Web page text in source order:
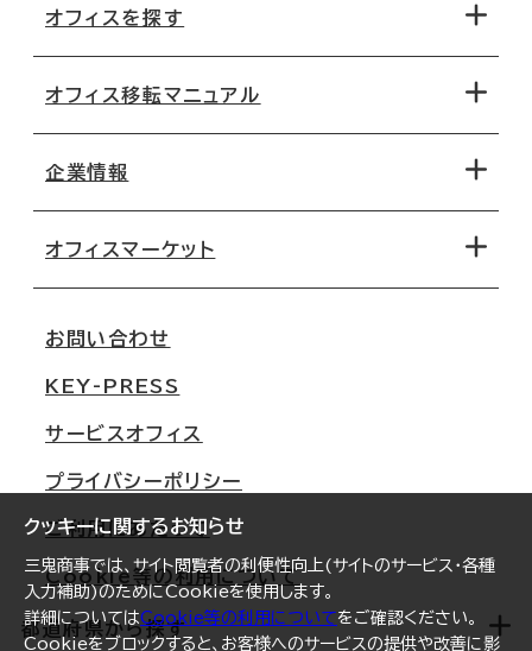
クッキーに関するお知らせ
三鬼商事では、サイト閲覧者の利便性向上(サイトのサービス・各種
入力補助)のためにCookieを使用します。
詳細についてはCookie等の利用についてをご確認ください。
Cookieをブロックすると、お客様へのサービスの提供や改善に影
オフィスを探す
地図から探す
路線・駅から探す
オフィス移転マニュアル
移転コストシミュレーション
移転スケジュール
オフィス移転Q&A
企業情報
オフィスマーケット
大阪
名古屋
札幌
仙台
横浜
福岡
お問い合わせ
KEY-PRESS
サービスオフィス
プライバシーポリシー
ご利用にあたって
Cookie等の利用について
都道府県から探す